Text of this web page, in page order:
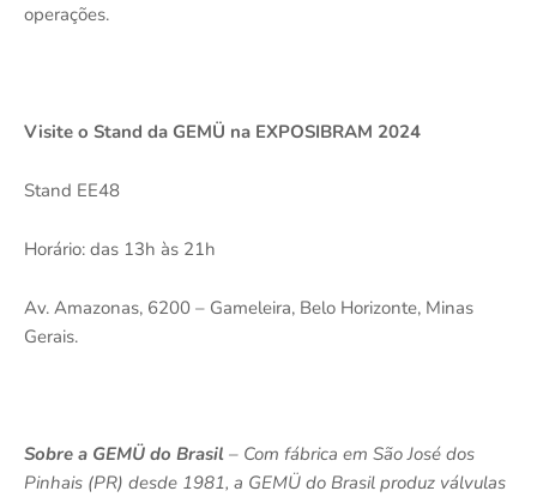
operações.
Visite o Stand da GEMÜ na EXPOSIBRAM 2024
Stand EE48
Horário: das 13h às 21h
Av. Amazonas, 6200 – Gameleira, Belo Horizonte, Minas
Gerais.
Sobre a GEMÜ do Brasil – Com fábrica em São José dos
Pinhais (PR) desde 1981, a GEMÜ do Brasil produz válvulas